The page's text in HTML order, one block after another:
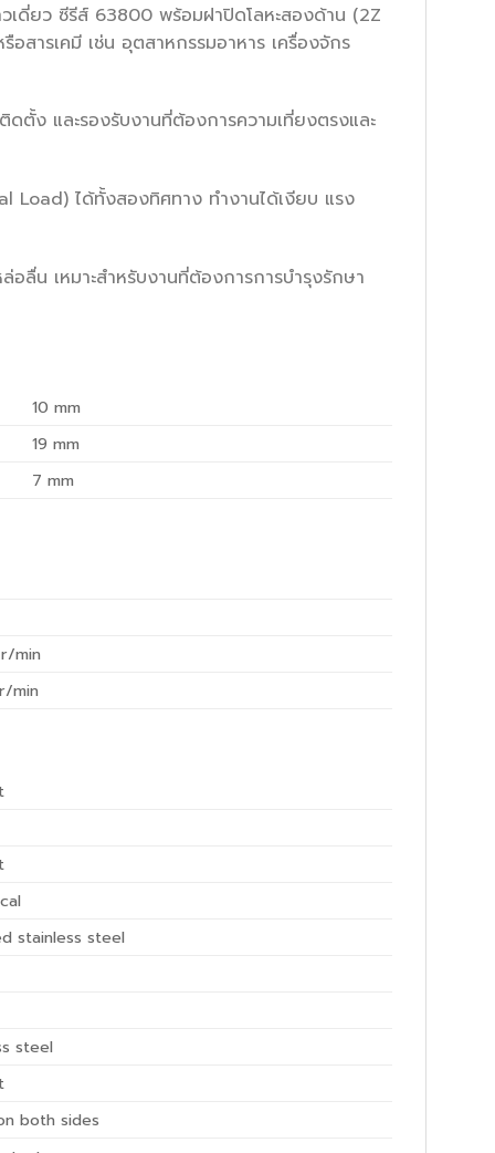
ดี่ยว ซีรีส์ 63800 พร้อมฝาปิดโลหะสองด้าน (2Z
ารเคมี เช่น อุตสาหกรรมอาหาร เครื่องจักร
ง และรองรับงานที่ต้องการความเที่ยงตรงและ
Load) ได้ทั้งสองทิศทาง ทำงานได้เงียบ แรง
ลื่น เหมาะสำหรับงานที่ต้องการการบำรุงรักษา
10 mm
19 mm
7 mm
r/min
r/min
stainless steel
steel
both sides